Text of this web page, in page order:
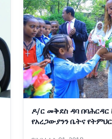
ዶ/ር መቅደስ ዳባ
የአረጋውያንን ቤትና